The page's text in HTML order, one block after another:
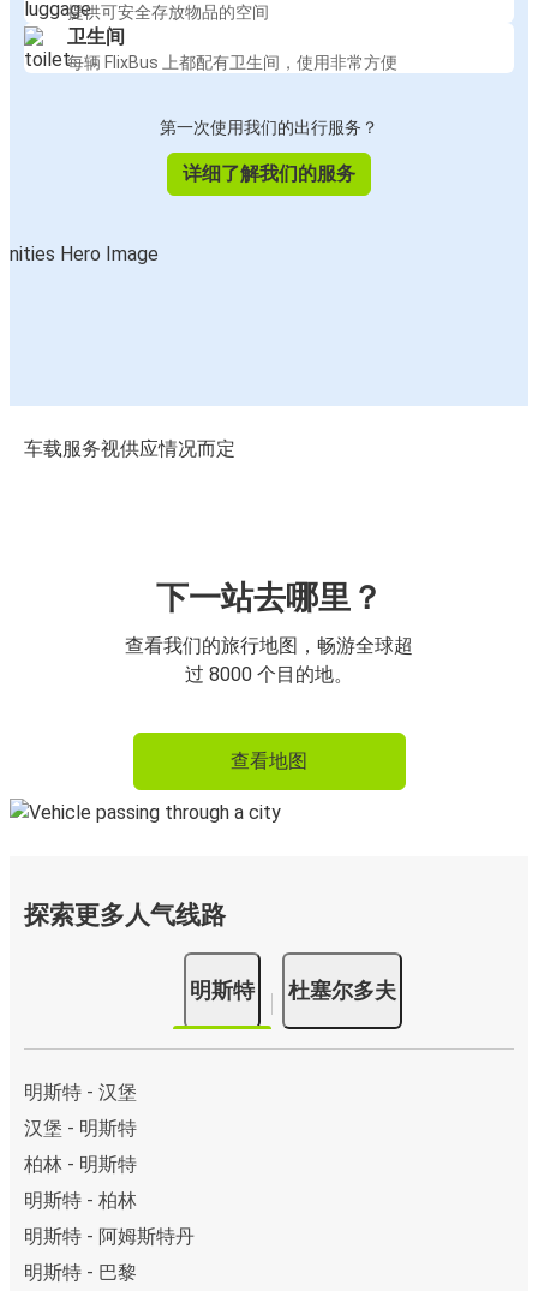
提供可安全存放物品的空间
卫生间
每辆 FlixBus 上都配有卫生间，使用非常方便
第一次使用我们的出行服务？
详细了解我们的服务
车载服务视供应情况而定
下一站去哪里？
查看我们的旅行地图，畅游全球超
过 8000 个目的地。
查看地图
探索更多人气线路
明斯特 杜塞尔多夫
明斯特 - 汉堡
汉堡 - 明斯特
柏林 - 明斯特
明斯特 - 柏林
明斯特 - 阿姆斯特丹
明斯特 - 巴黎